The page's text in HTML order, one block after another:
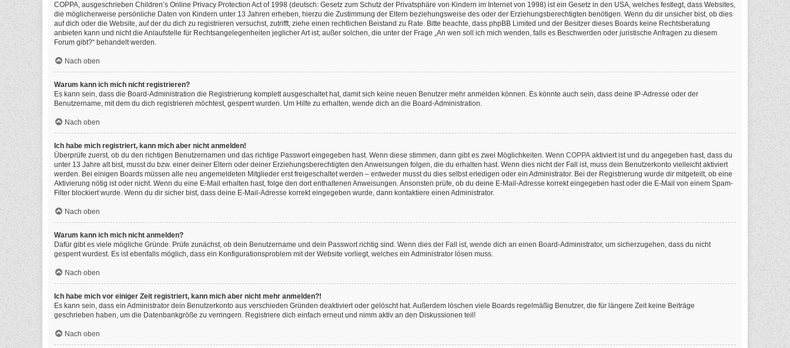
COPPA, ausgeschrieben Children’s Online Privacy Protection Act of 1998 (deutsch: Gesetz zum Schutz der Privatsphäre von Kindern im Internet von 1998) ist ein Gesetz in den USA, welches festlegt, dass Websites,
die möglicherweise persönliche Daten von Kindern unter 13 Jahren erheben, hierzu die Zustimmung der Eltern beziehungsweise des oder der Erziehungsberechtigten benötigen. Wenn du dir unsicher bist, ob dies
auf dich oder die Website, auf der du dich zu registrieren versuchst, zutrifft, ziehe einen rechtlichen Beistand zu Rate. Bitte beachte, dass phpBB Limited und der Besitzer dieses Boards keine Rechtsberatung
anbieten kann und nicht die Anlaufstelle für Rechtsangelegenheiten jeglicher Art ist; außer solchen, die unter der Frage „An wen soll ich mich wenden, falls es Beschwerden oder juristische Anfragen zu diesem
Forum gibt?“ behandelt werden.
Nach oben
Warum kann ich mich nicht registrieren?
Es kann sein, dass die Board-Administration die Registrierung komplett ausgeschaltet hat, damit sich keine neuen Benutzer mehr anmelden können. Es könnte auch sein, dass deine IP-Adresse oder der
Benutzername, mit dem du dich registrieren möchtest, gesperrt wurden. Um Hilfe zu erhalten, wende dich an die Board-Administration.
Nach oben
Ich habe mich registriert, kann mich aber nicht anmelden!
Überprüfe zuerst, ob du den richtigen Benutzernamen und das richtige Passwort eingegeben hast. Wenn diese stimmen, dann gibt es zwei Möglichkeiten. Wenn COPPA aktiviert ist und du angegeben hast, dass du
unter 13 Jahre alt bist, musst du bzw. einer deiner Eltern oder deiner Erziehungsberechtigten den Anweisungen folgen, die du erhalten hast. Wenn dies nicht der Fall ist, muss dein Benutzerkonto vielleicht aktiviert
werden. Bei einigen Boards müssen alle neu angemeldeten Mitglieder erst freigeschaltet werden – entweder musst du dies selbst erledigen oder ein Administrator. Bei der Registrierung wurde dir mitgeteilt, ob eine
Aktivierung nötig ist oder nicht. Wenn du eine E-Mail erhalten hast, folge den dort enthaltenen Anweisungen. Ansonsten prüfe, ob du deine E-Mail-Adresse korrekt eingegeben hast oder die E-Mail von einem Spam-
Filter blockiert wurde. Wenn du dir sicher bist, dass deine E-Mail-Adresse korrekt eingegeben wurde, dann kontaktiere einen Administrator.
Nach oben
Warum kann ich mich nicht anmelden?
Dafür gibt es viele mögliche Gründe. Prüfe zunächst, ob dein Benutzername und dein Passwort richtig sind. Wenn dies der Fall ist, wende dich an einen Board-Administrator, um sicherzugehen, dass du nicht
gesperrt wurdest. Es ist ebenfalls möglich, dass ein Konfigurationsproblem mit der Website vorliegt, welches ein Administrator lösen muss.
Nach oben
Ich habe mich vor einiger Zeit registriert, kann mich aber nicht mehr anmelden?!
Es kann sein, dass ein Administrator dein Benutzerkonto aus verschieden Gründen deaktiviert oder gelöscht hat. Außerdem löschen viele Boards regelmäßig Benutzer, die für längere Zeit keine Beiträge
geschrieben haben, um die Datenbankgröße zu verringern. Registriere dich einfach erneut und nimm aktiv an den Diskussionen teil!
Nach oben